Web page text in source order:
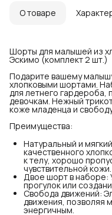
О товаре
Шорты для малышей из
Эскимо (комплект 2 шт.)
Подарите вашему
хлопковыми шортами.
для летнего гардероба,
девочкам. Нежный
коже младенца и
Преимущества:
Натуральный и
качественного
к телу, хорошо
чувствительной кожи.
Двое шорт в наборе:
прогулок или
Свобода движений:
движения, позволяя
энергичным.